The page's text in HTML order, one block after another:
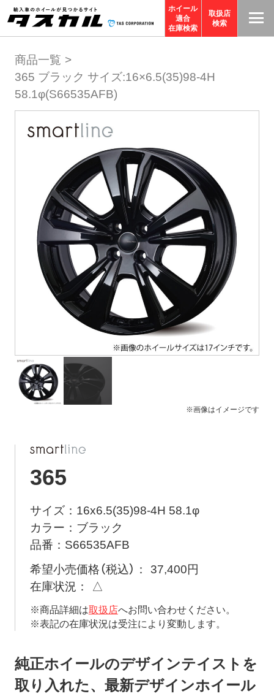
ホイール
適合
在庫検索
取扱店
検索
商品一覧
365 ブラック サイズ:16×6.5(35)98-4H
58.1φ(S66535AFB)
※画像はイメージです
365
サイズ：16x6.5(35)98-4H 58.1φ
カラー：ブラック
品番：S66535AFB
希望小売価格（税込）
37,400円
在庫状況
△
※商品詳細は取扱店へお問い合わせください。
※表記の在庫状況は受注により変動します。
純正ホイールのデザインテイストを
取り入れた、最新デザインホイール
T
R
ー